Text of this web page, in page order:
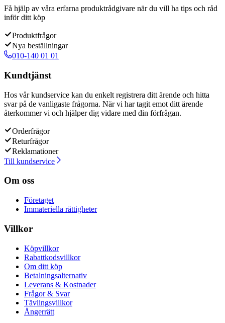
Få hjälp av våra erfarna produktrådgivare när du vill ha tips och råd
inför ditt köp
Produktfrågor
Nya beställningar
010-140 01 01
Kundtjänst
Hos vår kundservice kan du enkelt registrera ditt ärende och hitta
svar på de vanligaste frågorna. När vi har tagit emot ditt ärende
återkommer vi och hjälper dig vidare med din förfrågan.
Orderfrågor
Returfrågor
Reklamationer
Till kundservice
Om oss
Företaget
Immateriella rättigheter
Villkor
Köpvillkor
Rabattkodsvillkor
Om ditt köp
Betalningsalternativ
Leverans & Kostnader
Frågor & Svar
Tävlingsvillkor
Ångerrätt